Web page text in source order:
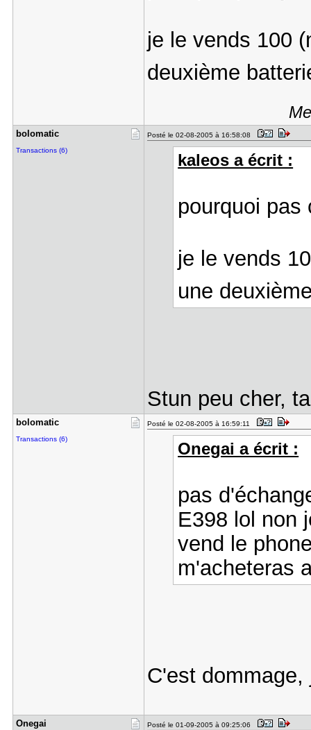
je le vends 100
deuxième
bolomatic
Transactions (6)
Posté le 02-08-2005 à 16:58:08
kaleos a écrit :
pourquoi
je le vends
une
Stun peu cher,
bolomatic
Transactions (6)
Posté le 02-08-2005 à 16:59:11
Onegai a écrit :
pas
E398 lol non
vend le
m'acheteras
C'est
Onegai Posté le 01-09-2005 à 09:25:06